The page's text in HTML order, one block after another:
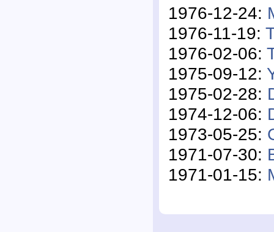
1976-12-24:
1976-11-19:
1976-02-06:
1975-09-12:
1975-02-28:
1974-12-06:
1973-05-25:
1971-07-30:
1971-01-15: